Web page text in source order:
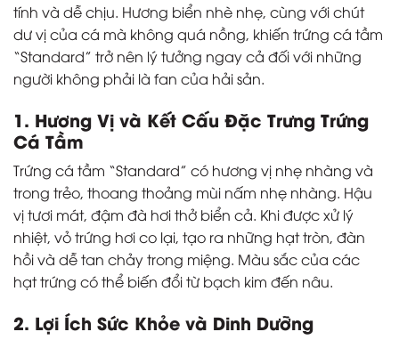
tính và dễ chịu. Hương biển nhè nhẹ, cùng với chút
dư vị của cá mà không quá nồng, khiến trứng cá tầm
“Standard” trở nên lý tưởng ngay cả đối với những
người không phải là fan của hải sản.
1. Hương Vị và Kết Cấu Đặc Trưng Trứng
Cá Tầm
Trứng cá tầm “Standard” có hương vị nhẹ nhàng và
trong trẻo, thoang thoảng mùi nấm nhẹ nhàng. Hậu
vị tươi mát, đậm đà hơi thở biển cả. Khi được xử lý
nhiệt, vỏ trứng hơi co lại, tạo ra những hạt tròn, đàn
hồi và dễ tan chảy trong miệng. Màu sắc của các
hạt trứng có thể biến đổi từ bạch kim đến nâu.
2. Lợi Ích Sức Khỏe và Dinh Dưỡng